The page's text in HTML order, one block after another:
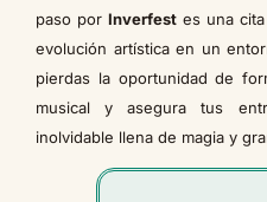
paso por Inverfest es una
evolución artística en un
pierdas la oportunidad de
musical y asegura tus
inolvidable llena de magia y